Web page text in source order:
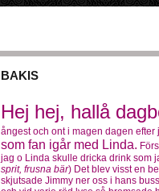
BAKIS
Hej hej, hallå
ångest och ont i magen dagen
som fan igår med Linda.
jag o Linda skulle dricka drink som
sprit, frusna bär) Det blev visst en
skjutsade Jimmy ner oss i hans